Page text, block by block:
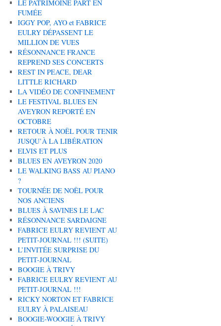
LE PATRIMOINE PART EN
FUMÉE
IGGY POP, AYO et FABRICE
EULRY DÉPASSENT LE
MILLION DE VUES
RÉSONNANCE FRANCE
REPREND SES CONCERTS
REST IN PEACE, DEAR
LITTLE RICHARD
LA VIDÉO DE CONFINEMENT
LE FESTIVAL BLUES EN
AVEYRON REPORTÉ EN
OCTOBRE
RETOUR À NOËL POUR TENIR
JUSQU’À LA LIBÉRATION
ELVIS ET PLUS
BLUES EN AVEYRON 2020
LE WALKING BASS AU PIANO
?
TOURNÉE DE NOËL POUR
NOS ANCIENS
BLUES À SAVINES LE LAC
RÉSONNANCE SARDAIGNE
FABRICE EULRY REVIENT AU
PETIT-JOURNAL !!! (SUITE)
L’INVITÉE SURPRISE DU
PETIT-JOURNAL
BOOGIE À TRIVY
FABRICE EULRY REVIENT AU
PETIT-JOURNAL !!!
RICKY NORTON ET FABRICE
EULRY À PALAISEAU
BOOGIE-WOOGIE À TRIVY